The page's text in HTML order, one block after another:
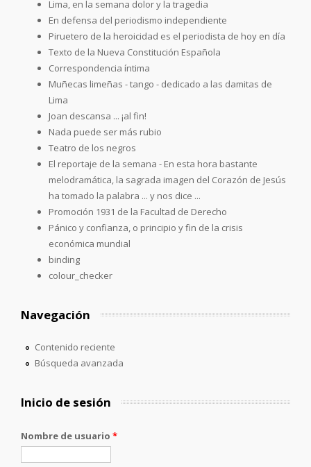
Lima, en la semana dolor y la tragedia
En defensa del periodismo independiente
Piruetero de la heroicidad es el periodista de hoy en día
Texto de la Nueva Constitución Española
Correspondencia íntima
Muñecas limeñas - tango - dedicado a las damitas de
Lima
Joan descansa ... ¡al fin!
Nada puede ser más rubio
Teatro de los negros
El reportaje de la semana - En esta hora bastante
melodramática, la sagrada imagen del Corazón de Jesús
ha tomado la palabra ... y nos dice ...
Promoción 1931 de la Facultad de Derecho
Pánico y confianza, o principio y fin de la crisis
económica mundial
binding
colour_checker
Navegación
Contenido reciente
Búsqueda avanzada
Inicio de sesión
Nombre de usuario *